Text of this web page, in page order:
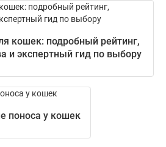
кошек: подробный рейтинг,
и экспертный гид по выбору
поноса у кошек